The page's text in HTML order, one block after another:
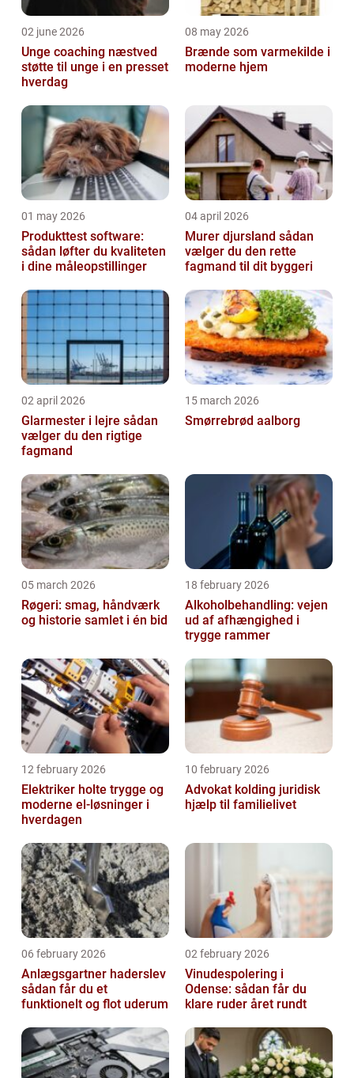
02 june 2026
Unge coaching næstved
støtte til unge i en presset
hverdag
08 may 2026
Brænde som varmekilde i
moderne hjem
01 may 2026
Produkttest software:
sådan løfter du kvaliteten
i dine måleopstillinger
04 april 2026
Murer djursland sådan
vælger du den rette
fagmand til dit byggeri
02 april 2026
Glarmester i lejre sådan
vælger du den rigtige
fagmand
15 march 2026
Smørrebrød aalborg
05 march 2026
Røgeri: smag, håndværk
og historie samlet i én bid
18 february 2026
Alkoholbehandling: vejen
ud af afhængighed i
trygge rammer
12 february 2026
Elektriker holte trygge og
moderne el-løsninger i
hverdagen
10 february 2026
Advokat kolding juridisk
hjælp til familielivet
06 february 2026
Anlægsgartner haderslev
sådan får du et
funktionelt og flot uderum
02 february 2026
Vinudespolering i
Odense: sådan får du
klare ruder året rundt